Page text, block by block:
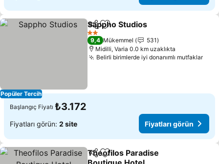
Popüler Tercih
PaylaşFavorilerime ekle
Sappho Studios
2 Yıldız
9,4 Mükemmel
531
Midilli, Varia 0.0 km uzaklıkta
Belirli birimlerde iyi donanımlı mutfaklar
Başlangıç Fiyatı ₺3.172
Fiyatları görün: 2 site Fiyatları görün
PaylaşFavorilerime ekle
Theofilos Paradise